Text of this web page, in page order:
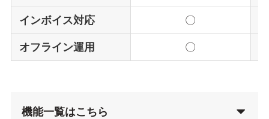
インボイス対応 〇
オフライン運用 〇
機能一覧はこちら